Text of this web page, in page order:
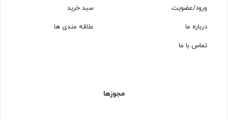
ورود/عضویت
درباره ما
تماس با ما
سبد خرید
علاقه مندی ها
مجوزها